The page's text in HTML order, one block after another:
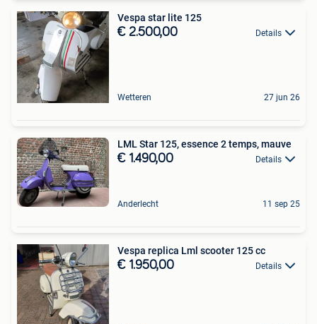
Vespa star lite 125
€ 2.500,00 Details
Wetteren 27 jun 26
LML Star 125, essence 2 temps, mauve
€ 1.490,00 Details
Anderlecht 11 sep 25
Vespa replica Lml scooter 125 cc
€ 1.950,00 Details